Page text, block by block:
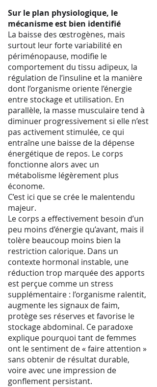
Sur le plan physiologique, le
mécanisme est bien identifié
La baisse des œstrogènes, mais
surtout leur forte variabilité en
périménopause, modifie le
comportement du tissu adipeux, la
régulation de l’insuline et la manière
dont l’organisme oriente l’énergie
entre stockage et utilisation. En
parallèle, la masse musculaire tend à
diminuer progressivement si elle n’est
pas activement stimulée, ce qui
entraîne une baisse de la dépense
énergétique de repos. Le corps
fonctionne alors avec un
métabolisme légèrement plus
économe.
C’est ici que se crée le malentendu
majeur.
Le corps a effectivement besoin d’un
peu moins d’énergie qu’avant, mais il
tolère beaucoup moins bien la
restriction calorique. Dans un
contexte hormonal instable, une
réduction trop marquée des apports
est perçue comme un stress
supplémentaire : l’organisme ralentit,
augmente les signaux de faim,
protège ses réserves et favorise le
stockage abdominal. Ce paradoxe
explique pourquoi tant de femmes
ont le sentiment de « faire attention »
sans obtenir de résultat durable,
voire avec une impression de
gonflement persistant.